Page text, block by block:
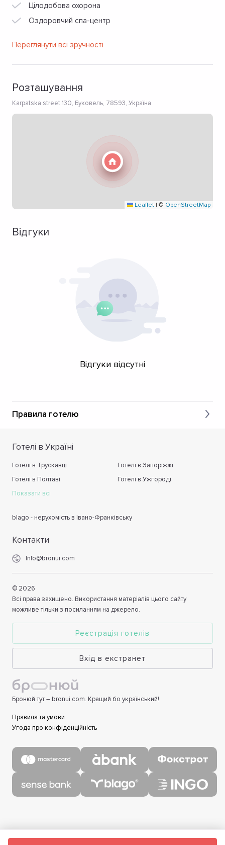
Цілодобова охорона
Оздоровчий спа-центр
Переглянути всі зручності
Розташування
Karpatska street 130, Буковель, 78593, Україна
Leaflet | © OpenStreetMap
Відгуки
Відгуки відсутні
Правила готелю
Готелі в Україні
Готелі в Трускавці
Готелі в Запоріжжі
Готелі в Полтаві
Готелі в Ужгороді
Показати всі
blago - нерухомість в Івано-Франківську
Контакти
Info@bronui.com
© 2026
Всі права захищено. Використання матеріалів цього сайту
можливе тільки з посиланням на джерело.
Реєстрація готелів
Вхід в екстранет
Бронюй тут – bronui.com. Кращий бо український!
Правила та умови
Угода про конфіденційність